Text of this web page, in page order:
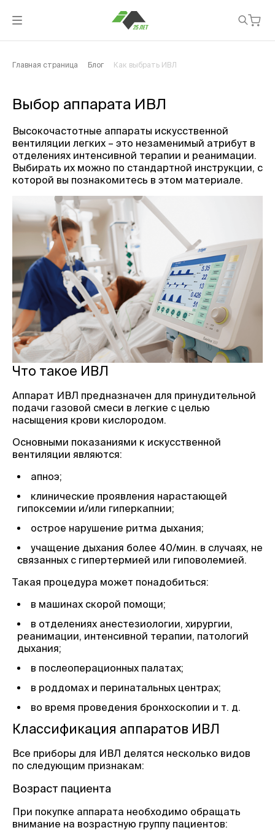
Главная страница Блог Как выбрать ИВЛ
Выбор аппарата ИВЛ
Высокочастотные аппараты искусственной
вентиляции легких – это незаменимый атрибут в
отделениях интенсивной терапии и реанимации.
Выбирать их можно по стандартной инструкции, с
которой вы познакомитесь в этом материале.
Что такое ИВЛ
Аппарат ИВЛ предназначен для принудительной
подачи газовой смеси в легкие с целью
насыщения крови кислородом.
Основными показаниями к искусственной
вентиляции являются:
апноэ;
клинические проявления нарастающей
гипоксемии и/или гиперкапнии;
острое нарушение ритма дыхания;
учащение дыхания более 40/мин. в случаях, не
связанных с гипертермией или гиповолемией.
Такая процедура может понадобиться:
в машинах скорой помощи;
в отделениях анестезиологии, хирургии,
реанимации, интенсивной терапии, патологий
дыхания;
в послеоперационных палатах;
в роддомах и перинатальных центрах;
во время проведения бронхоскопии и т. д.
Классификация аппаратов ИВЛ
Все приборы для ИВЛ делятся несколько видов
по следующим признакам:
Возраст пациента
При покупке аппарата необходимо обращать
внимание на возрастную группу пациентов: